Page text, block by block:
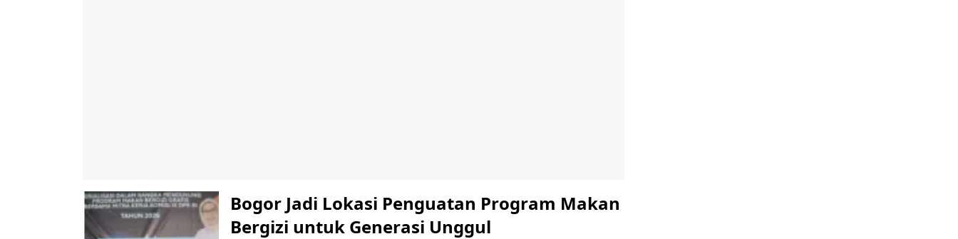
Bogor Jadi Lokasi Penguatan Program Makan
Bergizi untuk Generasi Unggul